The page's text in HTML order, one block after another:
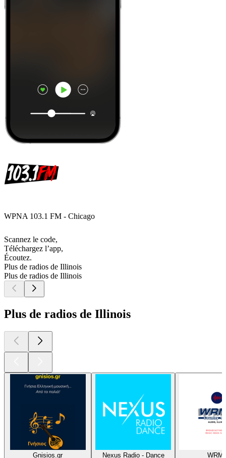
WPNA 103.1 FM - Chicago
Scannez le code,
Téléchargez l’app,
Écoutez.
Plus de radios de Illinois
Plus de radios de Illinois
Plus de radios de Illinois
Gnisios.gr
Nexus Radio - Dance